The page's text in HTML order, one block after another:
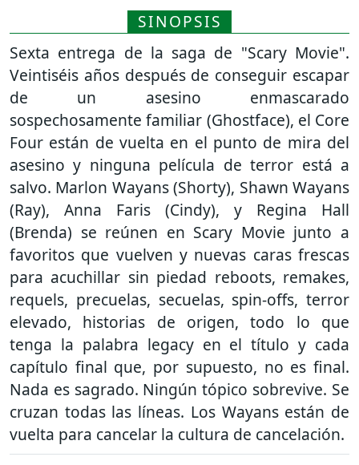
SINOPSIS
Sexta entrega de la saga de "Scary Movie".
Veintiséis años después de conseguir escapar
de un asesino enmascarado
sospechosamente familiar (Ghostface), el Core
Four están de vuelta en el punto de mira del
asesino y ninguna película de terror está a
salvo. Marlon Wayans (Shorty), Shawn Wayans
(Ray), Anna Faris (Cindy), y Regina Hall
(Brenda) se reúnen en Scary Movie junto a
favoritos que vuelven y nuevas caras frescas
para acuchillar sin piedad reboots, remakes,
requels, precuelas, secuelas, spin-offs, terror
elevado, historias de origen, todo lo que
tenga la palabra legacy en el título y cada
capítulo final que, por supuesto, no es final.
Nada es sagrado. Ningún tópico sobrevive. Se
cruzan todas las líneas. Los Wayans están de
vuelta para cancelar la cultura de cancelación.